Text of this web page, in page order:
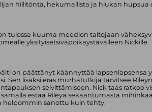
hillitöntä, hekumallista ja hiukan hupsua
tulossa kuuma meedion taitojaan
yksityisetsiväpoikaystävälleen Nickille.
on päättänyt käännyttää lapsenlapsensa
Sen lisäksi eräs murhatutkija tarvitsee
selvittämiseen. Nick taas ratkoo
estää Rileya sekaantumasta
helpommin sanottu kuin tehty.